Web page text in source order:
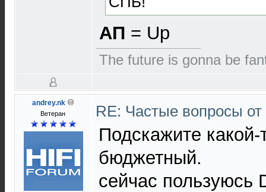
АП = Up
The future is gonna be
andrey.nk
Ветеран RE: Частые вопросы
Подскажите
бюджетный.
сейчас пользуюсь